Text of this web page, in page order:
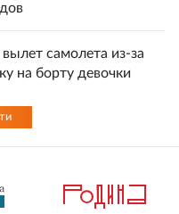
самолета из-за
на борту девочки